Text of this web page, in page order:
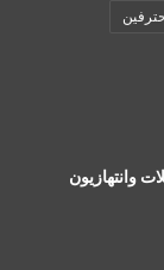
وانتهازيون